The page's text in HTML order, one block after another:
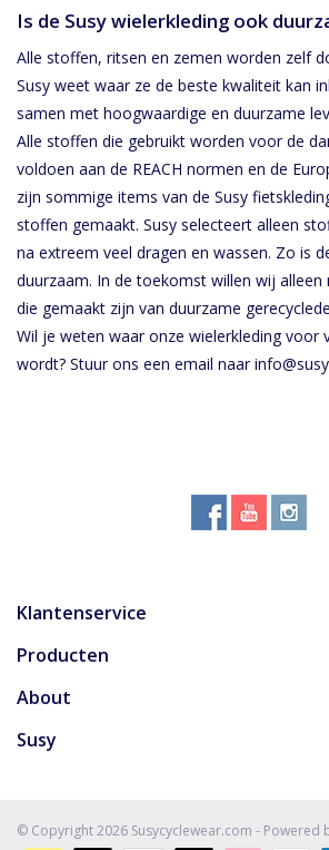
Is de Susy wielerkleding ook
Alle stoffen, ritsen en zemen worden zelf
Susy weet waar ze de beste kwaliteit kan
samen met hoogwaardige en duurzame
Alle stoffen die gebruikt worden voor de
voldoen aan de REACH normen en de
zijn sommige items van de Susy
stoffen gemaakt. Susy selecteert alleen
na extreem veel dragen en wassen. Zo is
duurzaam. In de toekomst willen wij alleen
die gemaakt zijn van duurzame
Wil je weten waar onze wielerkleding voor
wordt? Stuur ons een email naar
Klantenservice
Producten
About
Susy
© Copyright 2026 Susycyclewear.com - Powered